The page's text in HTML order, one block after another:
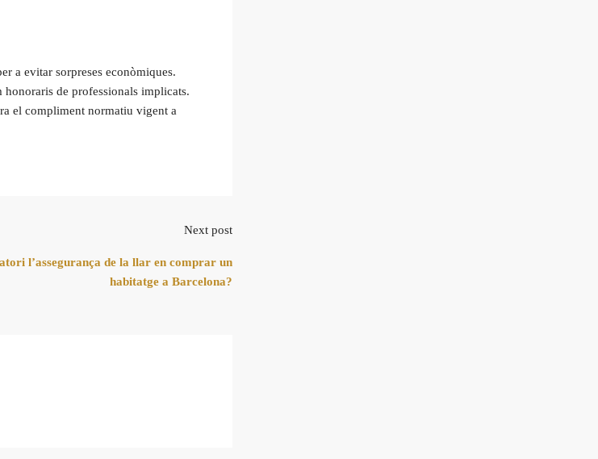
a evitar sorpreses econòmiques.
de professionals implicats.
el compliment normatiu vigent a
Next post
l’assegurança de la llar en comprar un
habitatge a Barcelona?